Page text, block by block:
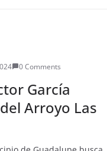
0 Comments
García
Arroyo Las